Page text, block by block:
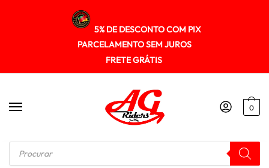
5% DE DESCONTO COM PIX
PARCELAMENTO SEM JUROS
FRETE GRÁTIS
0
Início / SUPORTE DE BAU Suporte Baú Lateral Royal Enfield Himalayan Spto541 Scam